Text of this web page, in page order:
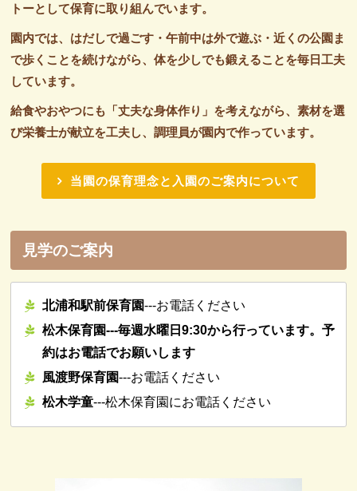
トーとして保育に取り組んでいます。
園内では、はだしで過ごす・午前中は外で遊ぶ・近くの公園ま
で歩くことを続けながら、体を少しでも鍛えることを毎日工夫
しています。
給食やおやつにも「丈夫な身体作り」を考えながら、素材を選
び栄養士が献立を工夫し、調理員が園内で作っています。
当園の保育理念と入園のご案内について
見学のご案内
北浦和駅前保育園---お電話ください
松木保育園---毎週水曜日9:30から行っています。予
約はお電話でお願いします
風渡野保育園---お電話ください
松木学童---松木保育園にお電話ください